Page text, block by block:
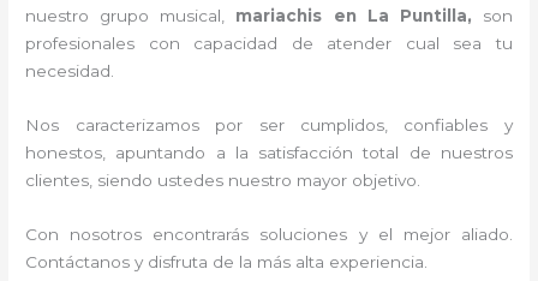
nuestro grupo musical, mariachis en La Puntilla, son
profesionales con capacidad de atender cual sea tu
necesidad.
Nos caracterizamos por ser cumplidos, confiables y
honestos, apuntando a la satisfacción total de nuestros
clientes, siendo ustedes nuestro mayor objetivo.
Con nosotros encontrarás soluciones y el mejor aliado.
Contáctanos y disfruta de la más alta experiencia.